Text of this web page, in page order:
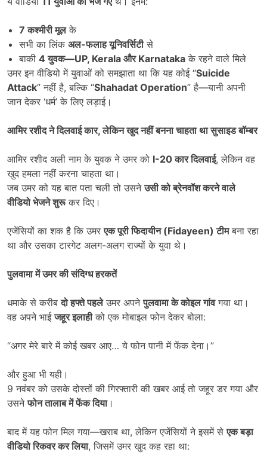
7कश्मीरी मूलके
सभी का लिंक अल-फलाह यूनिवर्सिटीसे
बाकी 4युवक—UP, Kerala और Karnataka के रहने वाले मिले
उमर इन वीडियो में युवाओं को समझाता था कि यह कोई “Suicide
Attack” नहीं है, बल्कि “Shahadat Operation” है—यानी अपनी
जान देकर ‘धर्म’ के लिए लड़ाई।
आमिर रशीद ने दिलवाई कार,लेकिन खुद नहीं बनना चाहता था सुसाइड बॉम्बर
आमिर रशीद अली नाम के युवक ने उमर को I-20कार दिलवाई, लेकिन वह
खुद हमला नहीं करना चाहता था।
जब उमर को यह बात पता चली तो उसनेउसी को ब्रेनवॉश करने वाले
वीडियो भेजने शुरूकर दिए।
एजेंसियों का शक है कि उमरएक पूरी फिदायीन (Fidayeen)टीमबना रहा
था और उसका टारगेट अलग-अलग राज्यों के युवा थे।
पुलवामा में उमर की संदिग्ध हरकतें
धमाके से करीबदो हफ्ते पहलेउमर अपनेपुलवामा के कोइल गांवगया था।
वह अपने भाईजहूर इलाहीको एक मोबाइल फोन देकर बोला:
“अगर मेरे बारे में कोई खबर आए… ये फोन पानी में फेंक देना।”
और हुआ भी यही।
9 नवंबर को उसके दोस्तों की गिरफ्तारी की खबर आई तो जहूर डर गया और
उसनेफोन तालाब में फेंक दिया।
बाद में यह फोन मिल गया—खराब था, लेकिन एजेंसियों ने इसमें सेएक बड़ा
वीडियो रिकवर कर लिया, जिसमें उमर खुद कह रहा था: